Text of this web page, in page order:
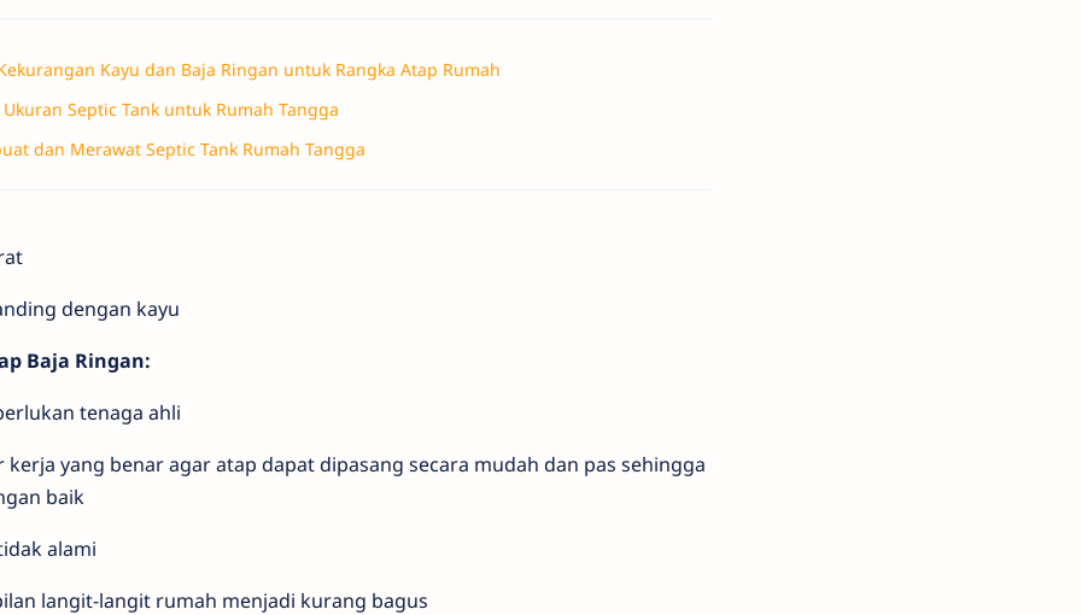
Kayu dan Baja Ringan untuk Rangka Atap Rumah
Septic Tank untuk Rumah Tangga
dan Merawat Septic Tank Rumah Tangga
dengan kayu
Baja Ringan:
tenaga ahli
yang benar agar atap dapat dipasang secara mudah dan pas sehingga
baik
alami
langit-langit rumah menjadi kurang bagus